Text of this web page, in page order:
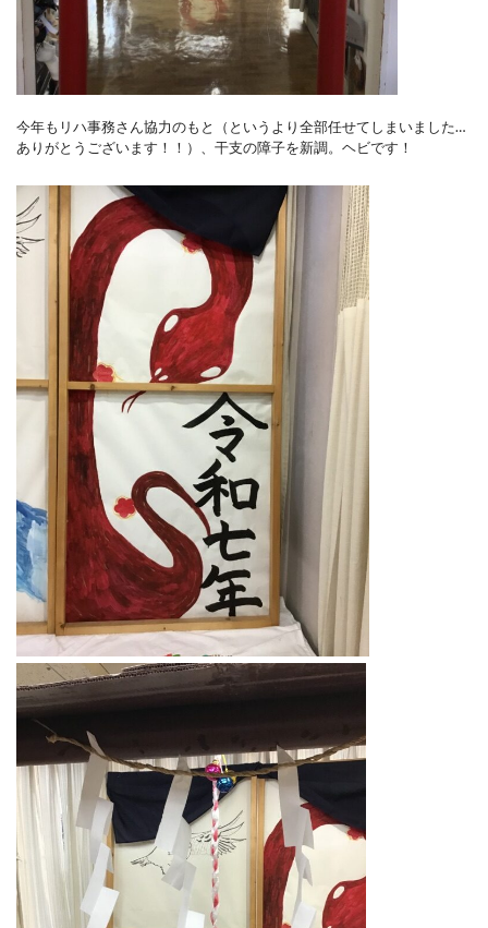
今年もリハ事務さん協力のもと（というより全部任せてしまいました…
ありがとうございます！！）、干支の障子を新調。ヘビです！